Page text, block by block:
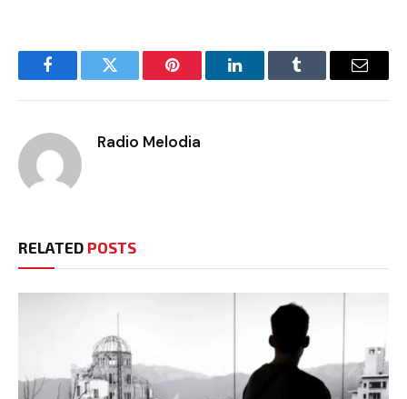
FacebookTwitter Pinterest LinkedInTumblr Email
Radio Melodia
RELATED POSTS